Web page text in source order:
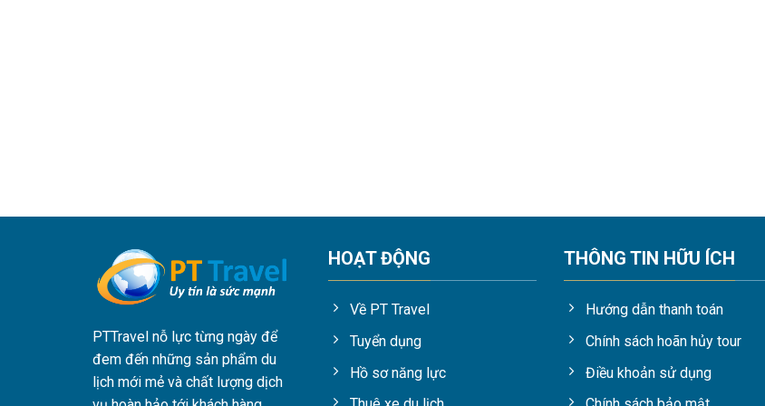
2. Du lịch Đà Lạt nên đi vào thời gian nào
Thời tiết Đà Lạt chia làm 2 mùa là mùa mưa và mùa khô. Mùa mưa kéo dài từ tháng 7 đến giữa tháng 11
mưa, hầu như Đà Lạt ngày nào cũng đón những cơn mưa lớn nhỏ kéo dài, khiến cho mặt đất ẩm ướt và
PTTravel nỗ lực từng ngày để
đem đến những sản phẩm du
lịch mới mẻ và chất lượng dịch
HOẠT ĐỘNG
Về PT Travel
Tuyển dụng
Hồ sơ năng lực
THÔNG TIN HỮU ÍCH
Hướng dẫn thanh toán
Chính sách hoãn hủy tour
Điều khoản sử dụng